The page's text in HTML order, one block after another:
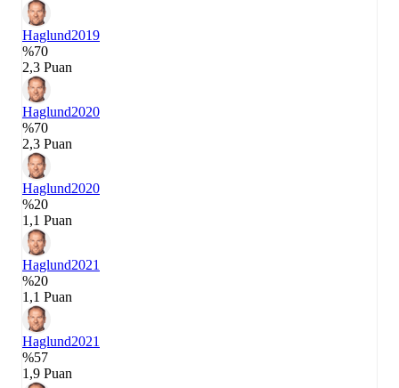
Haglund2019
%70
2,3 Puan
Haglund2020
%70
2,3 Puan
Haglund2020
%20
1,1 Puan
Haglund2021
%20
1,1 Puan
Haglund2021
%57
1,9 Puan